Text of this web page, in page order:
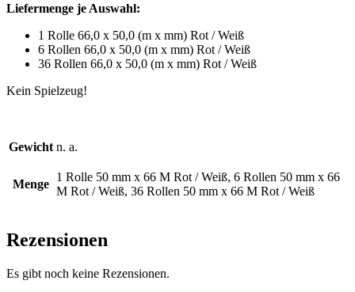
Liefermenge je Auswahl:
1 Rolle 66,0 x 50,0 (m x mm) Rot / Weiß
6 Rollen 66,0 x 50,0 (m x mm) Rot / Weiß
36 Rollen 66,0 x 50,0 (m x mm) Rot / Weiß
Kein Spielzeug!
Gewicht n. a.
Menge
1 Rolle 50 mm x 66 M Rot / Weiß, 6 Rollen 50 mm x 66
M Rot / Weiß, 36 Rollen 50 mm x 66 M Rot / Weiß
Rezensionen
Es gibt noch keine Rezensionen.